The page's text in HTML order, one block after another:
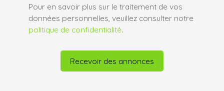
Pour en savoir plus sur le traitement de vos
données personnelles, veuillez consulter notre
politique de confidentialité.
Recevoir des annonces